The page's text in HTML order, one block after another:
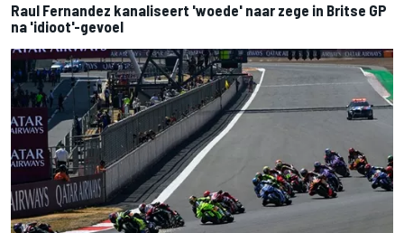
Raul Fernandez kanaliseert 'woede' naar zege in Britse GP
na 'idioot'-gevoel